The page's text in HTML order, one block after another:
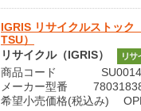
IGRIS リサイクルストッ
TSU）
リサイクル（IGRIS）
商品コード
メーカー型番
希望小売価格(税込み)